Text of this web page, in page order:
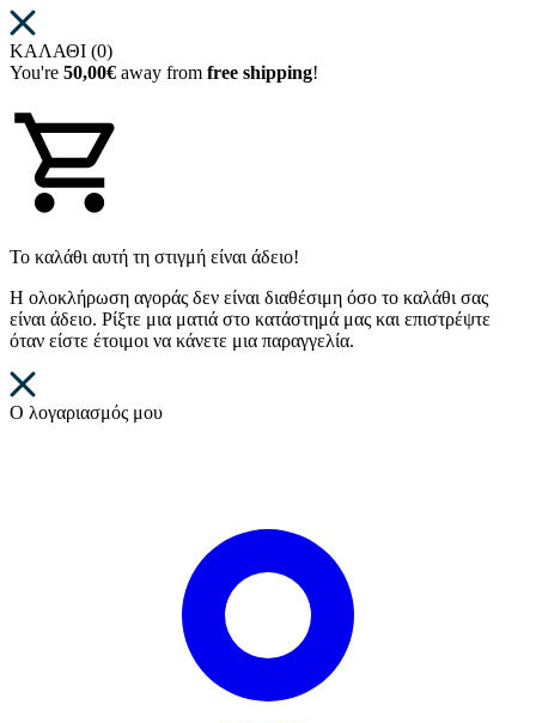
ΚΑΛΑΘΙ (0)
You're 50,00€ away from free shipping!
Το καλάθι αυτή τη στιγμή είναι άδειο!
Η ολοκλήρωση αγοράς δεν είναι διαθέσιμη όσο το καλάθι σας
είναι άδειο. Ρίξτε μια ματιά στο κατάστημά μας και επιστρέψτε
όταν είστε έτοιμοι να κάνετε μια παραγγελία.
Ο λογαριασμός μου